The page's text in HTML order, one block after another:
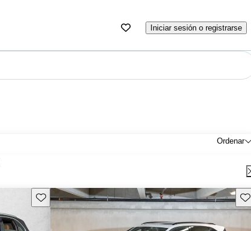
Iniciar sesión o registrarse
Ordenar
Guarda este Aviso